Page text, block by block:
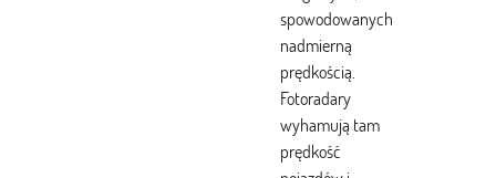
spowodowanych
nadmierną
prędkością.
Fotoradary
wyhamują tam
prędkość